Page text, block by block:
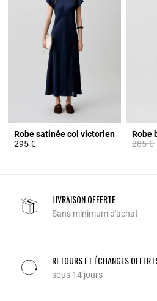
Robe satinée col victorien
295 €
Prix
285 €
LIVRAISON OFFERTE
Sans minimum d'achat
RETOURS ET ÉCHANGES
sous 14 jours